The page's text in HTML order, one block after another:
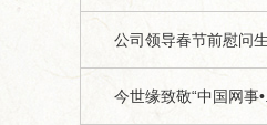
公司领导春节前慰问生
今世缘致敬“中国网事